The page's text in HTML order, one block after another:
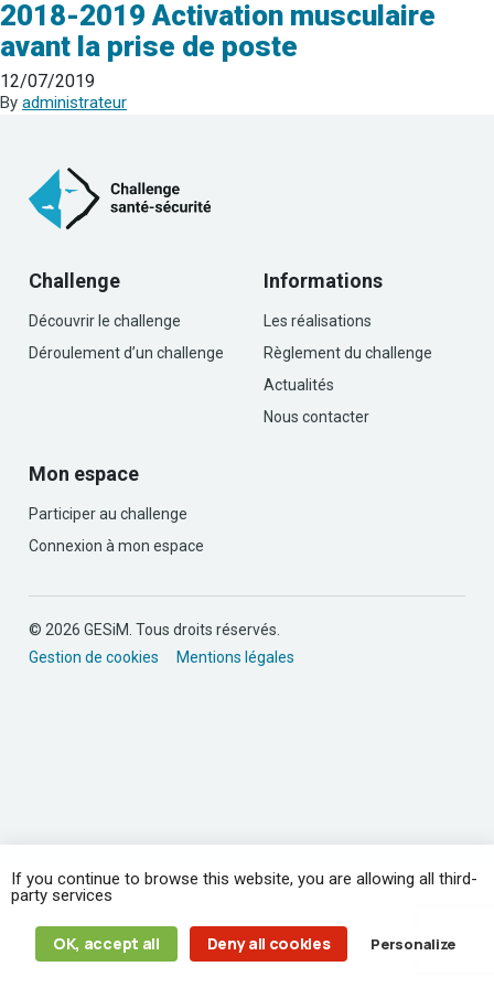
2018-2019 Activation musculaire
avant la prise de poste
12/07/2019
By administrateur
Challenge
Découvrir le challenge
Déroulement d’un challenge
Informations
Les réalisations
Règlement du challenge
Actualités
Nous contacter
Mon espace
Participer au challenge
Connexion à mon espace
© 2026 GESiM. Tous droits réservés.
Gestion de cookies
Mentions légales
If you continue to browse this website, you are allowing all third-
party services
OK, accept all Deny all cookies Personalize